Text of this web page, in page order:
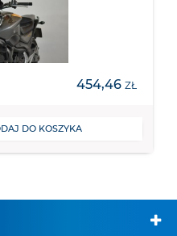
454,46 ZŁ
DO KOSZYKA